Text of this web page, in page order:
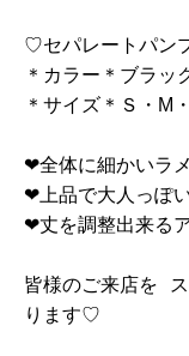
♡セパレートパン
＊カラー＊ブラッ
＊サイズ＊Ｓ・
❤︎全体に細かいラ
❤︎上品で大人っぽ
❤︎丈を調整出来る
皆様のご来店を
ります♡